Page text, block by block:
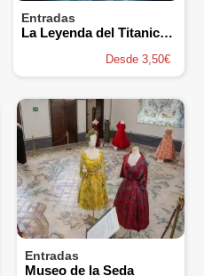
Entradas
La Leyenda del Titanic, La Exposición Inmersiva
Desde 3,50€
Entradas
Museo de la Seda